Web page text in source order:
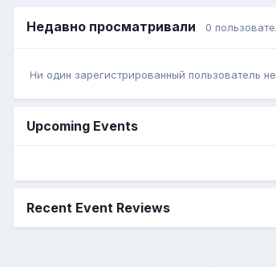
Недавно просматривали 0
Ни один зарегистрированный пользователь
Upcoming Events
Recent Event Reviews